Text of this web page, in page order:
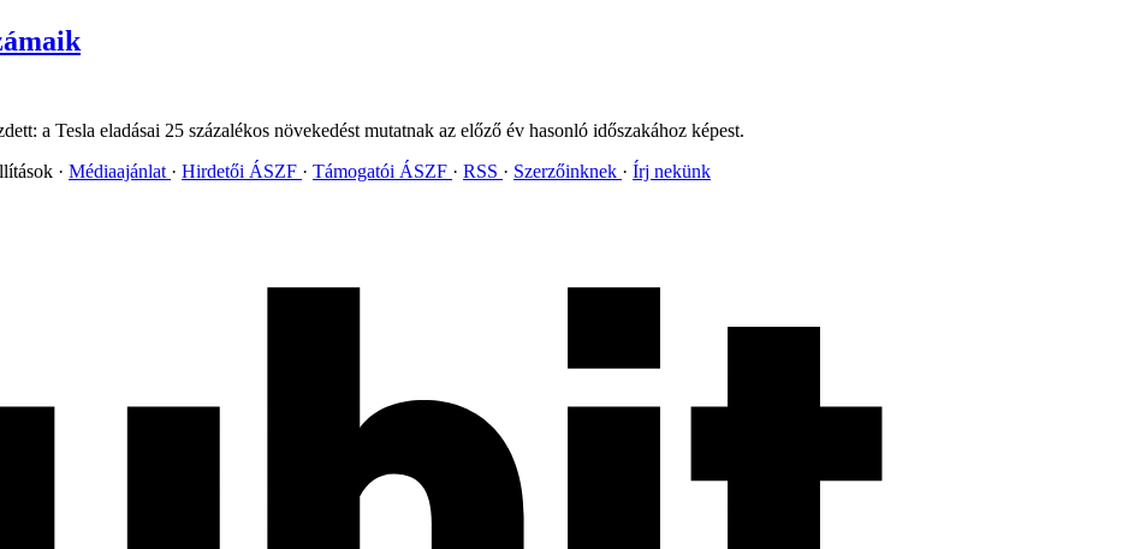
a Tesla eladásai 25 százalékos növekedést mutatnak az előző év hasonló időszakához képest.
Médiaajánlat Hirdetői ÁSZF Támogatói ÁSZF RSS Szerzőinknek Írj nekünk